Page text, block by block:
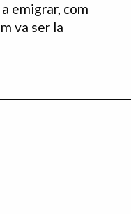
emigrar, com
va ser la